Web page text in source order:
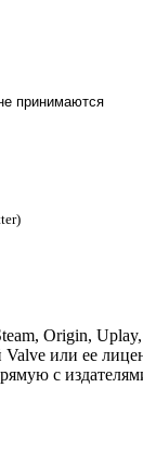
принимаются
Origin,
или ее
с